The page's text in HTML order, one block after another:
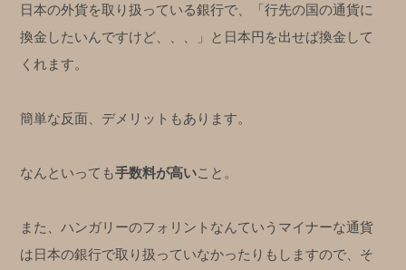
日本の外貨を取り扱っている銀行で、「行先の国の通貨に
換金したいんですけど、、、」と日本円を出せば換金して
くれます。
簡単な反面、デメリットもあります。
なんといっても手数料が高いこと。
また、ハンガリーのフォリントなんていうマイナーな通貨
は日本の銀行で取り扱っていなかったりもしますので、そ